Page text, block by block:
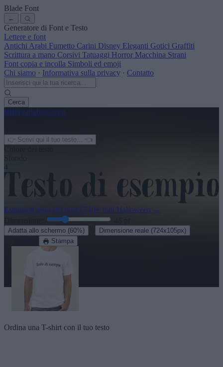
Blade Font
←
Generatore di Font e Testo
Lettere e font
Antichi Arabi Fumetto Carini Disney Eleganti Gotici Graffiti
Scrittura a mano Corsivi Tatuaggi Horror Macchina Strani
Font copia e incolla Simboli ed emoji
Chi siamo · Informativa sulla privacy · Contatto
Cerca
letterealfabeto.com
Esplora il resto dei nostri 710+ font Halloween →
Adatta allo schermo (60%) Dimensione reale (724x105px)
Stampa
Ordina una T-shirt con il tuo testo